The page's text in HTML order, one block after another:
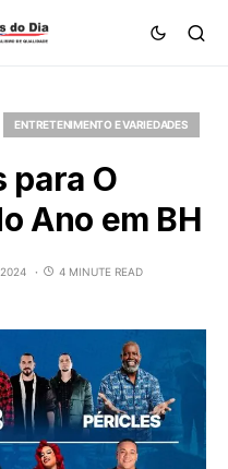
ENTRETENIMENTO E VARIEDADES
para O
Ano em BH
4 MINUTE READ